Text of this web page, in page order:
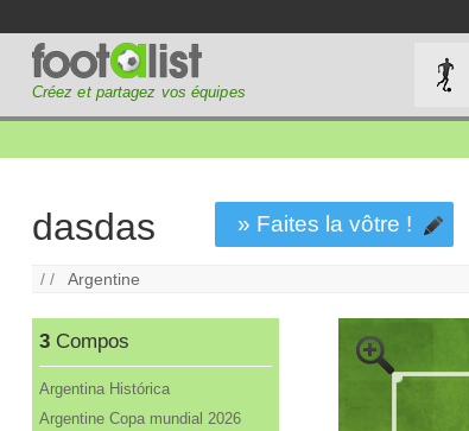
Créez et partagez vos équipes
dasdas » Faites la vôtre !
/ /Argentine
3 Compos
Argentina Histórica
Argentine Copa mundial 2026